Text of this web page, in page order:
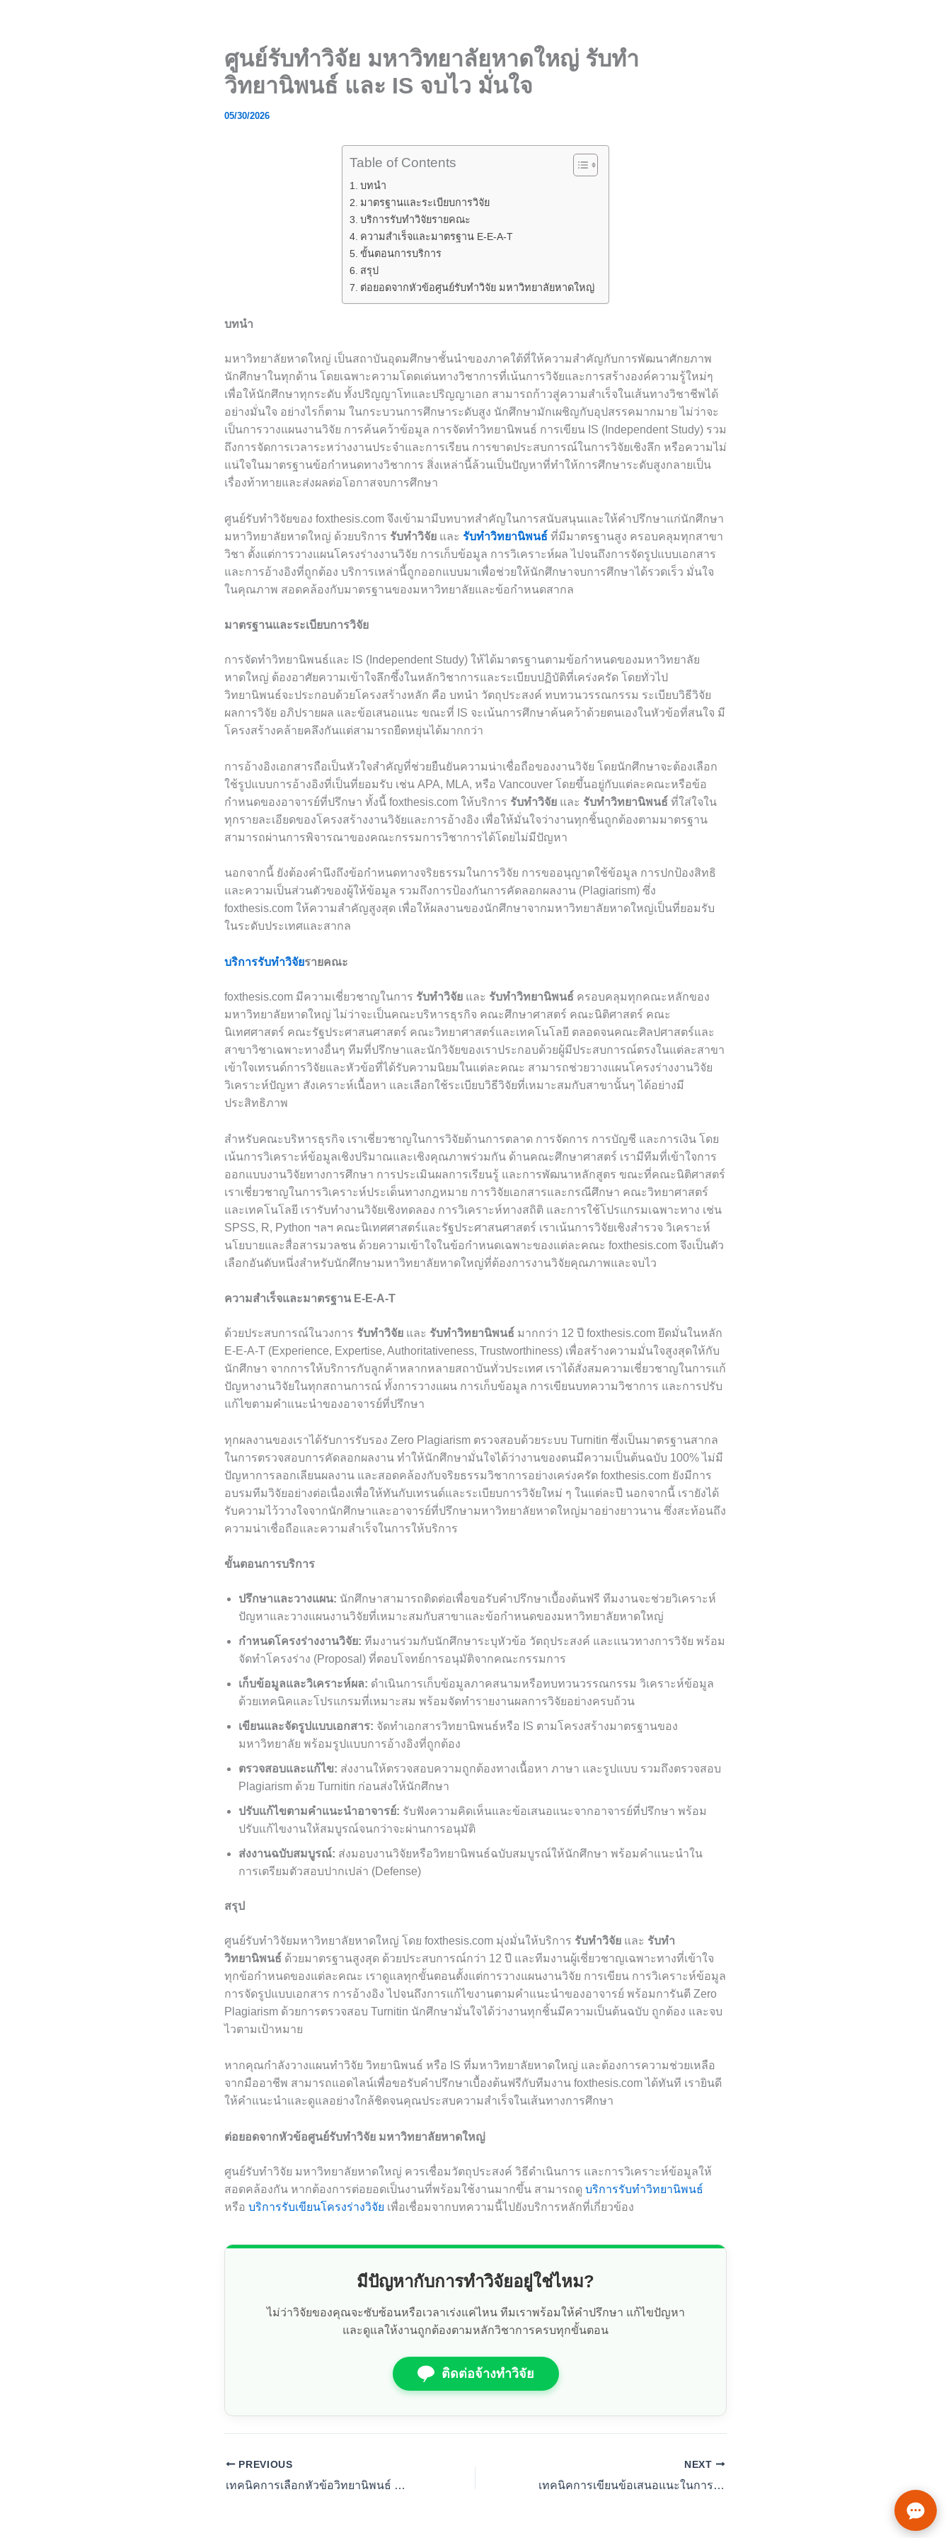
ศูนย์รับทำวิจัย มหาวิทยาลัยหาดใหญ่ รับทำ
วิทยานิพนธ์ และ IS จบไว มั่นใจ
05/30/2026
Table of Contents
บทนำ
มาตรฐานและระเบียบการวิจัย
บริการรับทำวิจัยรายคณะ
ความสำเร็จและมาตรฐาน E-E-A-T
ขั้นตอนการบริการ
สรุป
ต่อยอดจากหัวข้อศูนย์รับทำวิจัย มหาวิทยาลัยหาดใหญ่
บทนำ
มหาวิทยาลัยหาดใหญ่ เป็นสถาบันอุดมศึกษาชั้นนำของภาคใต้ที่ให้ความสำคัญกับการพัฒนาศักยภาพ
นักศึกษาในทุกด้าน โดยเฉพาะความโดดเด่นทางวิชาการที่เน้นการวิจัยและการสร้างองค์ความรู้ใหม่ๆ
เพื่อให้นักศึกษาทุกระดับ ทั้งปริญญาโทและปริญญาเอก สามารถก้าวสู่ความสำเร็จในเส้นทางวิชาชีพได้
อย่างมั่นใจ อย่างไรก็ตาม ในกระบวนการศึกษาระดับสูง นักศึกษามักเผชิญกับอุปสรรคมากมาย ไม่ว่าจะ
เป็นการวางแผนงานวิจัย การค้นคว้าข้อมูล การจัดทำวิทยานิพนธ์ การเขียน IS (Independent Study) รวม
ถึงการจัดการเวลาระหว่างงานประจำและการเรียน การขาดประสบการณ์ในการวิจัยเชิงลึก หรือความไม่
แน่ใจในมาตรฐานข้อกำหนดทางวิชาการ สิ่งเหล่านี้ล้วนเป็นปัญหาที่ทำให้การศึกษาระดับสูงกลายเป็น
เรื่องท้าทายและส่งผลต่อโอกาสจบการศึกษา
ศูนย์รับทำวิจัยของ foxthesis.com จึงเข้ามามีบทบาทสำคัญในการสนับสนุนและให้คำปรึกษาแก่นักศึกษา
มหาวิทยาลัยหาดใหญ่ ด้วยบริการ รับทำวิจัย และ รับทำวิทยานิพนธ์ ที่มีมาตรฐานสูง ครอบคลุมทุกสาขา
วิชา ตั้งแต่การวางแผนโครงร่างงานวิจัย การเก็บข้อมูล การวิเคราะห์ผล ไปจนถึงการจัดรูปแบบเอกสาร
และการอ้างอิงที่ถูกต้อง บริการเหล่านี้ถูกออกแบบมาเพื่อช่วยให้นักศึกษาจบการศึกษาได้รวดเร็ว มั่นใจ
ในคุณภาพ สอดคล้องกับมาตรฐานของมหาวิทยาลัยและข้อกำหนดสากล
มาตรฐานและระเบียบการวิจัย
การจัดทำวิทยานิพนธ์และ IS (Independent Study) ให้ได้มาตรฐานตามข้อกำหนดของมหาวิทยาลัย
หาดใหญ่ ต้องอาศัยความเข้าใจลึกซึ้งในหลักวิชาการและระเบียบปฏิบัติที่เคร่งครัด โดยทั่วไป
วิทยานิพนธ์จะประกอบด้วยโครงสร้างหลัก คือ บทนำ วัตถุประสงค์ ทบทวนวรรณกรรม ระเบียบวิธีวิจัย
ผลการวิจัย อภิปรายผล และข้อเสนอแนะ ขณะที่ IS จะเน้นการศึกษาค้นคว้าด้วยตนเองในหัวข้อที่สนใจ มี
โครงสร้างคล้ายคลึงกันแต่สามารถยืดหยุ่นได้มากกว่า
การอ้างอิงเอกสารถือเป็นหัวใจสำคัญที่ช่วยยืนยันความน่าเชื่อถือของงานวิจัย โดยนักศึกษาจะต้องเลือก
ใช้รูปแบบการอ้างอิงที่เป็นที่ยอมรับ เช่น APA, MLA, หรือ Vancouver โดยขึ้นอยู่กับแต่ละคณะหรือข้อ
กำหนดของอาจารย์ที่ปรึกษา ทั้งนี้ foxthesis.com ให้บริการ รับทำวิจัย และ รับทำวิทยานิพนธ์ ที่ใส่ใจใน
ทุกรายละเอียดของโครงสร้างงานวิจัยและการอ้างอิง เพื่อให้มั่นใจว่างานทุกชิ้นถูกต้องตามมาตรฐาน
สามารถผ่านการพิจารณาของคณะกรรมการวิชาการได้โดยไม่มีปัญหา
นอกจากนี้ ยังต้องคำนึงถึงข้อกำหนดทางจริยธรรมในการวิจัย การขออนุญาตใช้ข้อมูล การปกป้องสิทธิ
และความเป็นส่วนตัวของผู้ให้ข้อมูล รวมถึงการป้องกันการคัดลอกผลงาน (Plagiarism) ซึ่ง
foxthesis.com ให้ความสำคัญสูงสุด เพื่อให้ผลงานของนักศึกษาจากมหาวิทยาลัยหาดใหญ่เป็นที่ยอมรับ
ในระดับประเทศและสากล
บริการรับทำวิจัยรายคณะ
foxthesis.com มีความเชี่ยวชาญในการ รับทำวิจัย และ รับทำวิทยานิพนธ์ ครอบคลุมทุกคณะหลักของ
มหาวิทยาลัยหาดใหญ่ ไม่ว่าจะเป็นคณะบริหารธุรกิจ คณะศึกษาศาสตร์ คณะนิติศาสตร์ คณะ
นิเทศศาสตร์ คณะรัฐประศาสนศาสตร์ คณะวิทยาศาสตร์และเทคโนโลยี ตลอดจนคณะศิลปศาสตร์และ
สาขาวิชาเฉพาะทางอื่นๆ ทีมที่ปรึกษาและนักวิจัยของเราประกอบด้วยผู้มีประสบการณ์ตรงในแต่ละสาขา
เข้าใจเทรนด์การวิจัยและหัวข้อที่ได้รับความนิยมในแต่ละคณะ สามารถช่วยวางแผนโครงร่างงานวิจัย
วิเคราะห์ปัญหา สังเคราะห์เนื้อหา และเลือกใช้ระเบียบวิธีวิจัยที่เหมาะสมกับสาขานั้นๆ ได้อย่างมี
ประสิทธิภาพ
สำหรับคณะบริหารธุรกิจ เราเชี่ยวชาญในการวิจัยด้านการตลาด การจัดการ การบัญชี และการเงิน โดย
เน้นการวิเคราะห์ข้อมูลเชิงปริมาณและเชิงคุณภาพร่วมกัน ด้านคณะศึกษาศาสตร์ เรามีทีมที่เข้าใจการ
ออกแบบงานวิจัยทางการศึกษา การประเมินผลการเรียนรู้ และการพัฒนาหลักสูตร ขณะที่คณะนิติศาสตร์
เราเชี่ยวชาญในการวิเคราะห์ประเด็นทางกฎหมาย การวิจัยเอกสารและกรณีศึกษา คณะวิทยาศาสตร์
และเทคโนโลยี เรารับทำงานวิจัยเชิงทดลอง การวิเคราะห์ทางสถิติ และการใช้โปรแกรมเฉพาะทาง เช่น
SPSS, R, Python ฯลฯ คณะนิเทศศาสตร์และรัฐประศาสนศาสตร์ เราเน้นการวิจัยเชิงสำรวจ วิเคราะห์
นโยบายและสื่อสารมวลชน ด้วยความเข้าใจในข้อกำหนดเฉพาะของแต่ละคณะ foxthesis.com จึงเป็นตัว
เลือกอันดับหนึ่งสำหรับนักศึกษามหาวิทยาลัยหาดใหญ่ที่ต้องการงานวิจัยคุณภาพและจบไว
ความสำเร็จและมาตรฐาน E-E-A-T
ด้วยประสบการณ์ในวงการ รับทำวิจัย และ รับทำวิทยานิพนธ์ มากกว่า 12 ปี foxthesis.com ยึดมั่นในหลัก
E-E-A-T (Experience, Expertise, Authoritativeness, Trustworthiness) เพื่อสร้างความมั่นใจสูงสุดให้กับ
นักศึกษา จากการให้บริการกับลูกค้าหลากหลายสถาบันทั่วประเทศ เราได้สั่งสมความเชี่ยวชาญในการแก้
ปัญหางานวิจัยในทุกสถานการณ์ ทั้งการวางแผน การเก็บข้อมูล การเขียนบทความวิชาการ และการปรับ
แก้ไขตามคำแนะนำของอาจารย์ที่ปรึกษา
ทุกผลงานของเราได้รับการรับรอง Zero Plagiarism ตรวจสอบด้วยระบบ Turnitin ซึ่งเป็นมาตรฐานสากล
ในการตรวจสอบการคัดลอกผลงาน ทำให้นักศึกษามั่นใจได้ว่างานของตนมีความเป็นต้นฉบับ 100% ไม่มี
ปัญหาการลอกเลียนผลงาน และสอดคล้องกับจริยธรรมวิชาการอย่างเคร่งครัด foxthesis.com ยังมีการ
อบรมทีมวิจัยอย่างต่อเนื่องเพื่อให้ทันกับเทรนด์และระเบียบการวิจัยใหม่ ๆ ในแต่ละปี นอกจากนี้ เรายังได้
รับความไว้วางใจจากนักศึกษาและอาจารย์ที่ปรึกษามหาวิทยาลัยหาดใหญ่มาอย่างยาวนาน ซึ่งสะท้อนถึง
ความน่าเชื่อถือและความสำเร็จในการให้บริการ
ขั้นตอนการบริการ
ปรึกษาและวางแผน: นักศึกษาสามารถติดต่อเพื่อขอรับคำปรึกษาเบื้องต้นฟรี ทีมงานจะช่วยวิเคราะห์
ปัญหาและวางแผนงานวิจัยที่เหมาะสมกับสาขาและข้อกำหนดของมหาวิทยาลัยหาดใหญ่
กำหนดโครงร่างงานวิจัย: ทีมงานร่วมกับนักศึกษาระบุหัวข้อ วัตถุประสงค์ และแนวทางการวิจัย พร้อม
จัดทำโครงร่าง (Proposal) ที่ตอบโจทย์การอนุมัติจากคณะกรรมการ
เก็บข้อมูลและวิเคราะห์ผล: ดำเนินการเก็บข้อมูลภาคสนามหรือทบทวนวรรณกรรม วิเคราะห์ข้อมูล
ด้วยเทคนิคและโปรแกรมที่เหมาะสม พร้อมจัดทำรายงานผลการวิจัยอย่างครบถ้วน
เขียนและจัดรูปแบบเอกสาร: จัดทำเอกสารวิทยานิพนธ์หรือ IS ตามโครงสร้างมาตรฐานของ
มหาวิทยาลัย พร้อมรูปแบบการอ้างอิงที่ถูกต้อง
ตรวจสอบและแก้ไข: ส่งงานให้ตรวจสอบความถูกต้องทางเนื้อหา ภาษา และรูปแบบ รวมถึงตรวจสอบ
Plagiarism ด้วย Turnitin ก่อนส่งให้นักศึกษา
ปรับแก้ไขตามคำแนะนำอาจารย์: รับฟังความคิดเห็นและข้อเสนอแนะจากอาจารย์ที่ปรึกษา พร้อม
ปรับแก้ไขงานให้สมบูรณ์จนกว่าจะผ่านการอนุมัติ
ส่งงานฉบับสมบูรณ์: ส่งมอบงานวิจัยหรือวิทยานิพนธ์ฉบับสมบูรณ์ให้นักศึกษา พร้อมคำแนะนำใน
การเตรียมตัวสอบปากเปล่า (Defense)
สรุป
ศูนย์รับทำวิจัยมหาวิทยาลัยหาดใหญ่ โดย foxthesis.com มุ่งมั่นให้บริการ รับทำวิจัย และ รับทำ
วิทยานิพนธ์ ด้วยมาตรฐานสูงสุด ด้วยประสบการณ์กว่า 12 ปี และทีมงานผู้เชี่ยวชาญเฉพาะทางที่เข้าใจ
ทุกข้อกำหนดของแต่ละคณะ เราดูแลทุกขั้นตอนตั้งแต่การวางแผนงานวิจัย การเขียน การวิเคราะห์ข้อมูล
การจัดรูปแบบเอกสาร การอ้างอิง ไปจนถึงการแก้ไขงานตามคำแนะนำของอาจารย์ พร้อมการันตี Zero
Plagiarism ด้วยการตรวจสอบ Turnitin นักศึกษามั่นใจได้ว่างานทุกชิ้นมีความเป็นต้นฉบับ ถูกต้อง และจบ
ไวตามเป้าหมาย
หากคุณกำลังวางแผนทำวิจัย วิทยานิพนธ์ หรือ IS ที่มหาวิทยาลัยหาดใหญ่ และต้องการความช่วยเหลือ
จากมืออาชีพ สามารถแอดไลน์เพื่อขอรับคำปรึกษาเบื้องต้นฟรีกับทีมงาน foxthesis.com ได้ทันที เรายินดี
ให้คำแนะนำและดูแลอย่างใกล้ชิดจนคุณประสบความสำเร็จในเส้นทางการศึกษา
ต่อยอดจากหัวข้อศูนย์รับทำวิจัย มหาวิทยาลัยหาดใหญ่
ศูนย์รับทำวิจัย มหาวิทยาลัยหาดใหญ่ ควรเชื่อมวัตถุประสงค์ วิธีดำเนินการ และการวิเคราะห์ข้อมูลให้
สอดคล้องกัน หากต้องการต่อยอดเป็นงานที่พร้อมใช้งานมากขึ้น สามารถดู บริการรับทำวิทยานิพนธ์
หรือ บริการรับเขียนโครงร่างวิจัย เพื่อเชื่อมจากบทความนี้ไปยังบริการหลักที่เกี่ยวข้อง
มีปัญหากับการทำวิจัยอยู่ใช่ไหม?
ไม่ว่าวิจัยของคุณจะซับซ้อนหรือเวลาเร่งแค่ไหน ทีมเราพร้อมให้คำปรึกษา แก้ไขปัญหา
และดูแลให้งานถูกต้องตามหลักวิชาการครบทุกขั้นตอน
ติดต่อจ้างทำวิจัย
PREVIOUS
เทคนิคการเลือกหัวข้อวิทยานิพนธ์ MBA: จบเร็วเกรดดี
NEXT
เทคนิคการเขียนข้อเสนอแนะในการวิจัย: ต่อยอดได้จริง